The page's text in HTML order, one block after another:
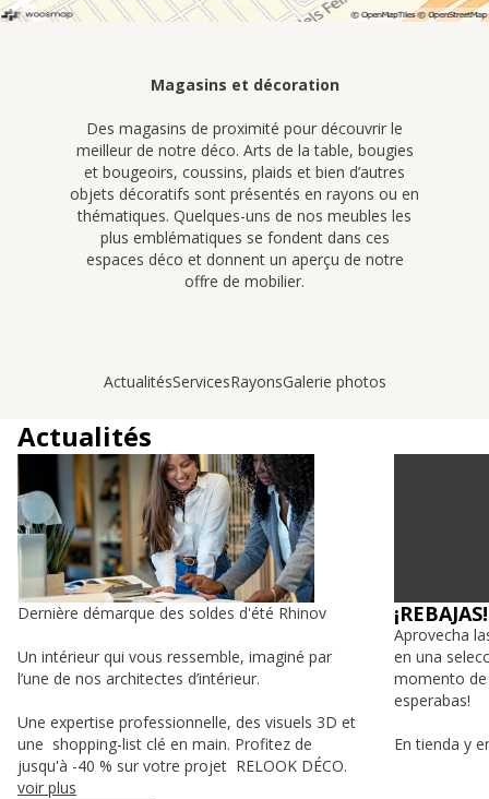
Magasins et décoration
Des magasins de proximité pour découvrir le
meilleur de notre déco. Arts de la table, bougies
et bougeoirs, coussins, plaids et bien d’autres
objets décoratifs sont présentés en rayons ou en
thématiques. Quelques-uns de nos meubles les
plus emblématiques se fondent dans ces
espaces déco et donnent un aperçu de notre
offre de mobilier.
ActualitésServicesRayonsGalerie photos
Actualités
Dernière démarque des soldes d'été Rhinov
Un intérieur qui vous ressemble, imaginé par
l’une de nos architectes d’intérieur.
Une expertise professionnelle, des visuels 3D et
une shopping-list clé en main. Profitez de
jusqu'à -40 % sur votre projet RELOOK DÉCO.
voir plus
¡REBAJAS!
Aprovecha
en una
momento
esperabas!
En tienda y